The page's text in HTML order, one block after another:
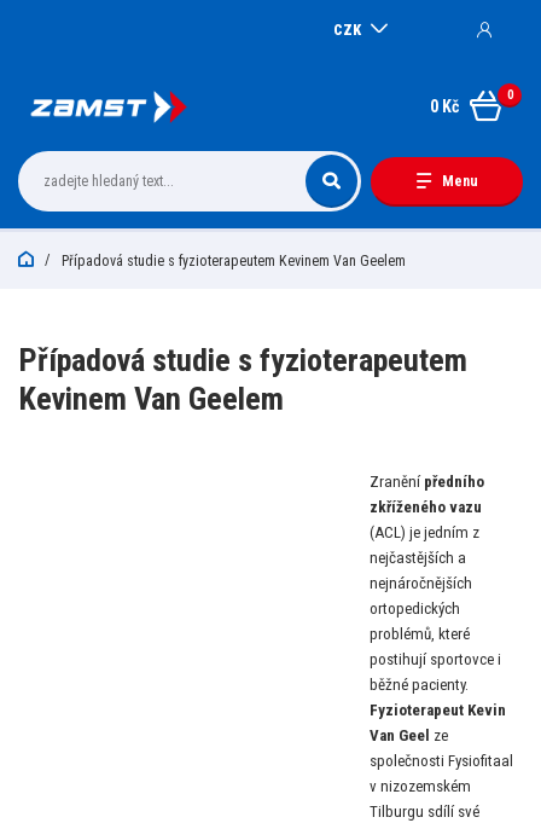
Menu
CZK
0
0 Kč
Případová studie s fyzioterapeutem Kevinem Van Geelem
Případová studie s fyzioterapeutem
Kevinem Van Geelem
Zranění předního
zkříženého vazu
(ACL) je jedním z
nejčastějších a
nejnáročnějších
ortopedických
problémů, které
postihují sportovce i
běžné pacienty.
Fyzioterapeut Kevin
Van Geel ze
společnosti Fysiofitaal
v nizozemském
Tilburgu sdílí své